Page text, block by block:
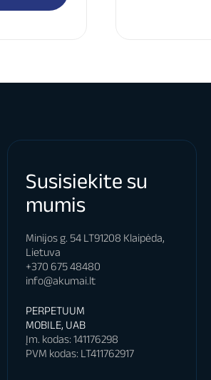
Susisiekite su
mumis
Minijos g. 54 LT91208 Klaipėda,
Lietuva
+370 675 48480
info@akumai.lt
PERPETUUM
MOBILE, UAB
Įm. kodas: 141176298
PVM kodas: LT411762917